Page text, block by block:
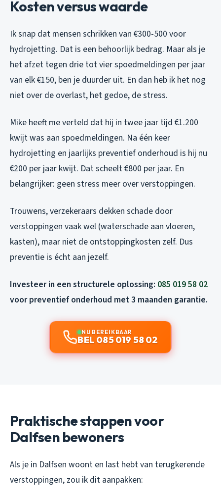
Kosten versus waarde
Ik snap dat mensen schrikken van €300-500 voor
hydrojetting. Dat is een behoorlijk bedrag. Maar als je
het afzet tegen drie tot vier spoedmeldingen per jaar
van elk €150, ben je duurder uit. En dan heb ik het nog
niet over de overlast, het gedoe, de stress.
Mike heeft me verteld dat hij in twee jaar tijd €1.200
kwijt was aan spoedmeldingen. Na één keer
hydrojetting en jaarlijks preventief onderhoud is hij nu
€200 per jaar kwijt. Dat scheelt €800 per jaar. En
belangrijker: geen stress meer over verstoppingen.
Trouwens, verzekeraars dekken schade door
verstoppingen vaak wel (waterschade aan vloeren,
kasten), maar niet de ontstoppingkosten zelf. Dus
preventie is écht aan jezelf.
Investeer in een structurele oplossing: 085 019 58 02
voor preventief onderhoud met 3 maanden garantie.
NU BEREIKBAAR
BEL 085 019 58 02
Praktische stappen voor
Dalfsen bewoners
Als je in Dalfsen woont en last hebt van terugkerende
verstoppingen, zou ik dit aanpakken: